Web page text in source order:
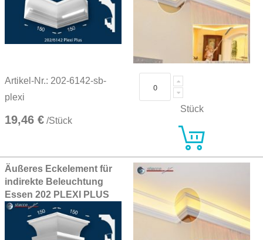
Artikel-Nr.: 202-6142-sb-
plexi
19,46 € /Stück
Stück
Äußeres Eckelement für
indirekte Beleuchtung
Essen 202 PLEXI PLUS